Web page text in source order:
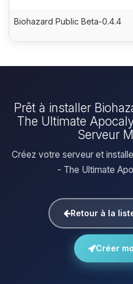
Biohazard Public Beta-0.4.4
Prêt à installer
The Ultimate
Serveur
Créez votre serveur et
- The Ultimate
Retour à la
Créer